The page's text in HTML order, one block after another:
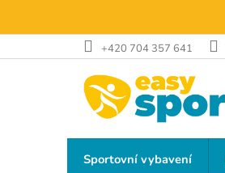
obsah
+420 704 357 641
Sportovní vybavení